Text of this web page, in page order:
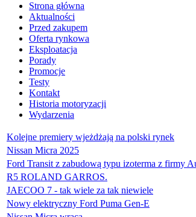
Strona główna
Aktualności
Przed zakupem
Oferta rynkowa
Eksploatacja
Porady
Promocje
Testy
Kontakt
Historia motoryzacji
Wydarzenia
Kolejne premiery wjeżdżają na polski rynek
Nissan Micra 2025
Ford Transit z zabudową typu izoterma z firmy
R5 ROLAND GARROS.
JAECOO 7 - tak wiele za tak niewiele
Nowy elektryczny Ford Puma Gen-E